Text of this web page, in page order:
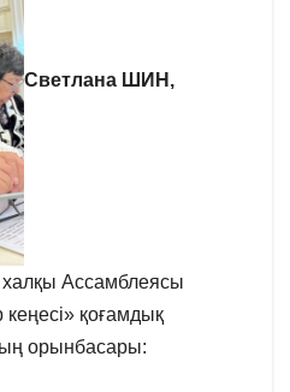
Светлана ШИН,
халқы Ассамблеясы
қоғамдық
орынбасары: